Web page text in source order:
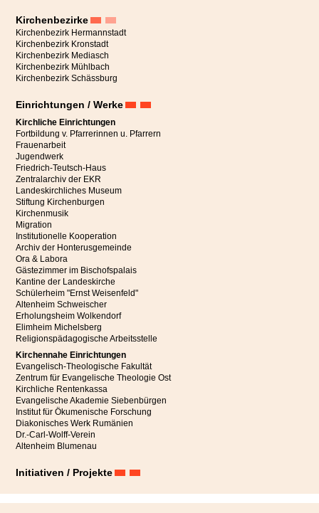
Kirchenbezirke
Kirchenbezirk Hermannstadt
Kirchenbezirk Kronstadt
Kirchenbezirk Mediasch
Kirchenbezirk Mühlbach
Kirchenbezirk Schässburg
Einrichtungen / Werke
Kirchliche Einrichtungen
Fortbildung v. Pfarrerinnen u. Pfarrern
Frauenarbeit
Jugendwerk
Friedrich-Teutsch-Haus
Zentralarchiv der EKR
Landeskirchliches Museum
Stiftung Kirchenburgen
Kirchenmusik
Migration
Institutionelle Kooperation
Archiv der Honterusgemeinde
Ora & Labora
Gästezimmer im Bischofspalais
Kantine der Landeskirche
Schülerheim "Ernst Weisenfeld"
Altenheim Schweischer
Erholungsheim Wolkendorf
Elimheim Michelsberg
Religionspädagogische Arbeitsstelle
Kirchennahe Einrichtungen
Evangelisch-Theologische Fakultät
Zentrum für Evangelische Theologie Ost
Kirchliche Rentenkassa
Evangelische Akademie Siebenbürgen
Institut für Ökumenische Forschung
Diakonisches Werk Rumänien
Dr.-Carl-Wolff-Verein
Altenheim Blumenau
Initiativen / Projekte